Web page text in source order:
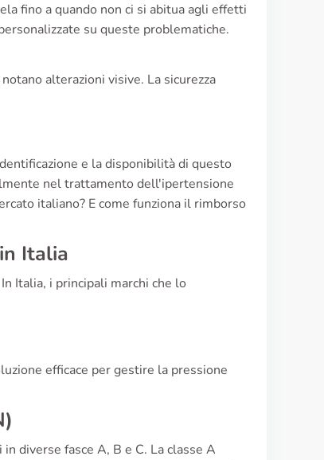
fino a quando non ci si abitua agli effetti
su queste problematiche.
alterazioni visive. La sicurezza
e la disponibilità di questo
nel trattamento dell'ipertensione
italiano? E come funziona il rimborso
Italia
Italia, i principali marchi che lo
efficace per gestire la pressione
diverse fasce A, B e C. La classe A